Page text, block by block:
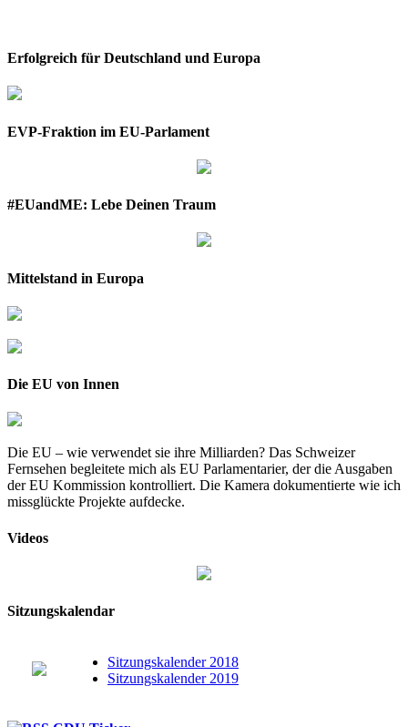
Erfolgreich für Deutschland und Europa
EVP-Fraktion im EU-Parlament
#EUandME: Lebe Deinen Traum
Mittelstand in Europa
Die EU von Innen
Die EU – wie verwendet sie ihre Milliarden? Das Schweizer
Fernsehen begleitete mich als EU Parlamentarier, der die Ausgaben
der EU Kommission kontrolliert. Die Kamera dokumentierte wie ich
missglückte Projekte aufdecke.
Videos
Sitzungskalendar
Sitzungskalender 2018
Sitzungskalender 2019